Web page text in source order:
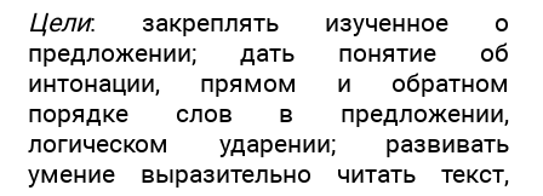
Цели: закреплять изученное о
предложении; дать понятие об
интонации, прямом и обратном
порядке слов в предложении,
логическом ударении; развивать
умение выразительно читать текст,